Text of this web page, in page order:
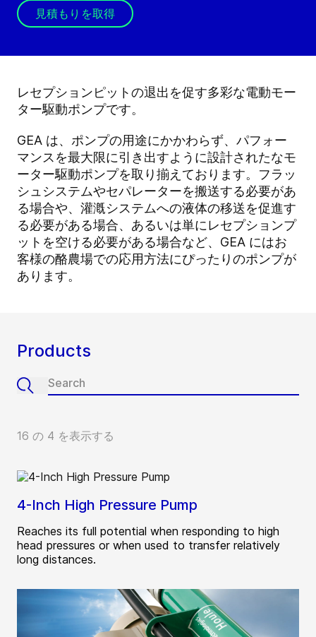
見積もりを取得
レセプションピットの退出を促す多彩な電動モー
ター駆動ポンプです。
GEA は、ポンプの用途にかかわらず、パフォー
マンスを最大限に引き出すように設計されたなモ
ーター駆動ポンプを取り揃えております。フラッ
シュシステムやセパレーターを搬送する必要があ
る場合や、灌漑システムへの液体の移送を促進す
る必要がある場合、あるいは単にレセプションプ
ットを空ける必要がある場合など、GEA にはお
客様の酪農場での応用方法にぴったりのポンプが
あります。
Products
16 の 4 を表示する
4-Inch High Pressure Pump
Reaches its full potential when responding to high
head pressures or when used to transfer relatively
long distances.